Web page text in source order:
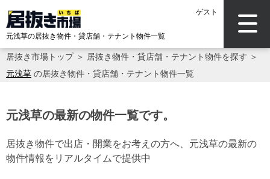
ゲスト
元浅草の居抜き物件・貸店舗・テナント物件一覧
居抜き市場トップ＞ 居抜き物件・貸店舗・テナント物件を探す ＞
元浅草 の居抜き物件・貸店舗・テナント物件一覧
元浅草の最新の物件一覧です。
居抜き物件で出店・開業をお考えの方へ、元浅草の最新の
物件情報をリアルタイムで提供中